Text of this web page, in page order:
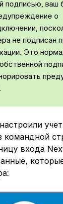
подписью, ваш
о
не подписан
Это
командной
входа